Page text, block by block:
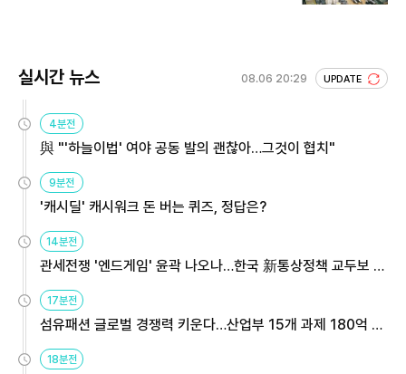
실시간 뉴스 08.06 20:29 UPDATE
4분전
與 "'하늘이법' 여야 공동 발의 괜찮아…그것이 협치"
9분전
'캐시딜' 캐시워크 돈 버는 퀴즈, 정답은?
14분전
관세전쟁 '엔드게임' 윤곽 나오나…한국 新통상정책 교두보 활
용해야
17분전
섬유패션 글로벌 경쟁력 키운다…산업부 15개 과제 180억 지
원
18분전